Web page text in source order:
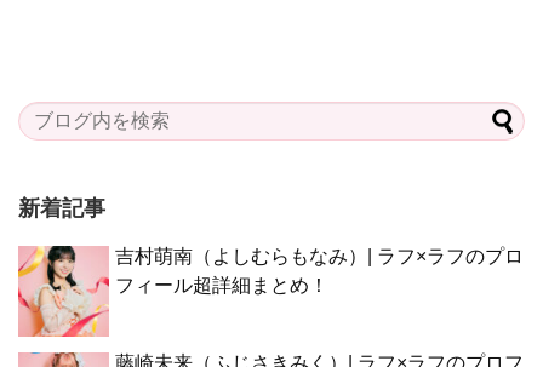
新着記事
吉村萌南（よしむらもなみ）| ラフ×ラフのプロ
フィール超詳細まとめ！
藤崎未来（ふじさきみく）| ラフ×ラフのプロフ